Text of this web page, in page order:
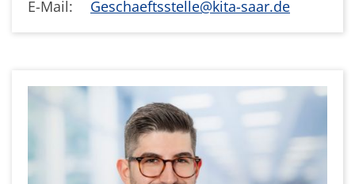
E-Mail:
Geschaeftsstelle@kita-saar.de